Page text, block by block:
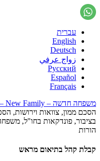
עברית
English
Deutsch
زواج عرفي
Русский
Español
Français
משפחה חדשה – New Family – הארגון לקידום זכויות המשפחה
הסכם ממון, צוואות וירושות,
בציבור, פונדקאות בחו"ל,
הורות
קבלת קהל בתיאום מראש